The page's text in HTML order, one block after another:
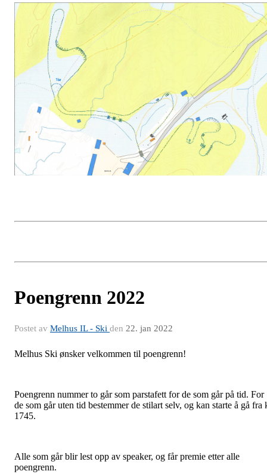
Poengrenn 2022
Postet av Melhus IL - Ski den 22. jan 2022
Melhus Ski ønsker velkommen til poengrenn!
Poengrenn nummer to går som parstafett for de som går på tid. For
de som går uten tid bestemmer de stilart selv, og kan starte å gå fra
1745.
Alle som går blir lest opp av speaker, og får premie etter alle
poengrenn.